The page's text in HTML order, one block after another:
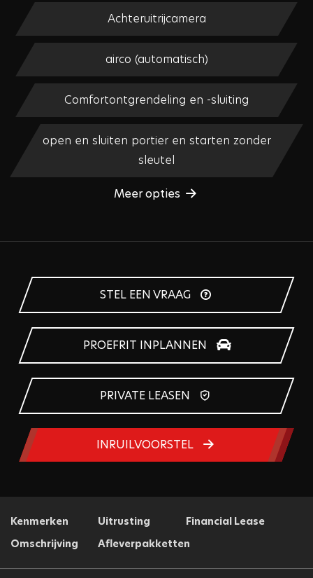
Achteruitrijcamera
airco (automatisch)
Comfortontgrendeling en -sluiting
open en sluiten portier en starten zonder
sleutel
Meer opties
STEL EEN VRAAG
PROEFRIT INPLANNEN
PRIVATE LEASEN
INRUILVOORSTEL
Kenmerken Uitrusting
Financial Lease
Omschrijving
Afleverpakketten